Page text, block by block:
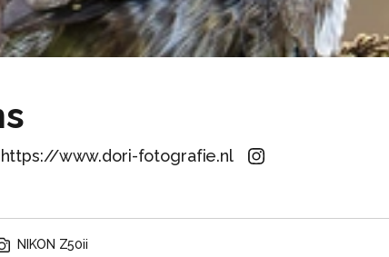
https://www.dori-fotografie.nl
NIKON Z50ii